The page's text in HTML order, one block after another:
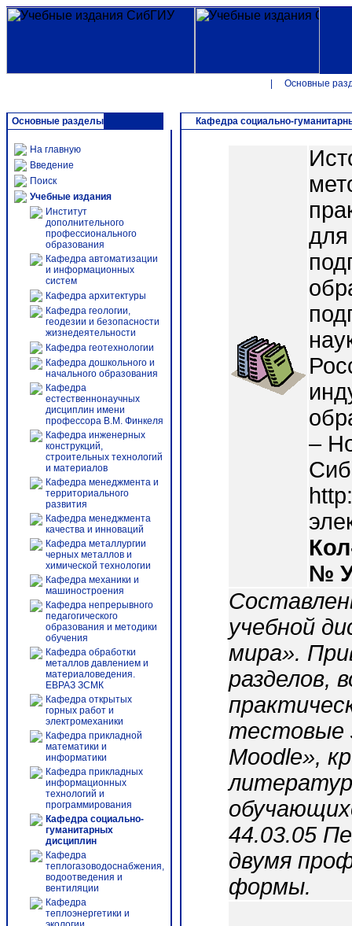
Основные
Основные разделы
На главную
Введение
Поиск
Учебные издания
Институт
дополнительного
профессионального
образования
Кафедра автоматизации
и информационных
систем
Кафедра архитектуры
Кафедра геологии,
геодезии и безопасности
жизнедеятельности
Кафедра геотехнологии
Кафедра дошкольного и
начального образования
Кафедра
естественнонаучных
дисциплин имени
профессора В.М. Финкеля
Кафедра инженерных
конструкций,
строительных технологий
и материалов
Кафедра менеджмента и
территориального
развития
Кафедра менеджмента
качества и инноваций
Кафедра металлургии
черных металлов и
химической технологии
Кафедра механики и
машиностроения
Кафедра непрерывного
педагогического
образования и методики
обучения
Кафедра обработки
металлов давлением и
материаловедения.
ЕВРАЗ ЗСМК
Кафедра открытых
горных работ и
электромеханики
Кафедра прикладной
математики и
информатики
Кафедра прикладных
информационных
технологий и
программирования
Кафедра социально-
гуманитарных
дисциплин
Кафедра
теплогазоводоснабжения,
водоотведения и
вентиляции
Кафедра
теплоэнергетики и
Кафедра социально-
–
№
учебной
мира».
разделов,
тестовые
Moodle»,
44.03.05
двумя
формы.